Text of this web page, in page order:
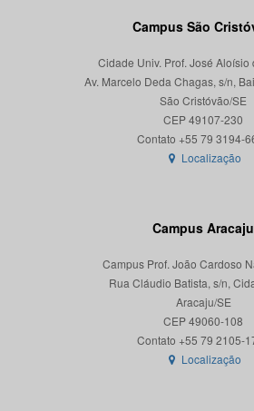
Campus São
Cidade Univ. Prof. José Aloísio
Av. Marcelo Deda Chagas, s/n,
São Cristóvão/SE
CEP 49107-230
Localização
Campus Aracaju
Campus Prof. João Cardoso
Rua Cláudio Batista, s/n,
Aracaju/SE
CEP 49060-108
Localização